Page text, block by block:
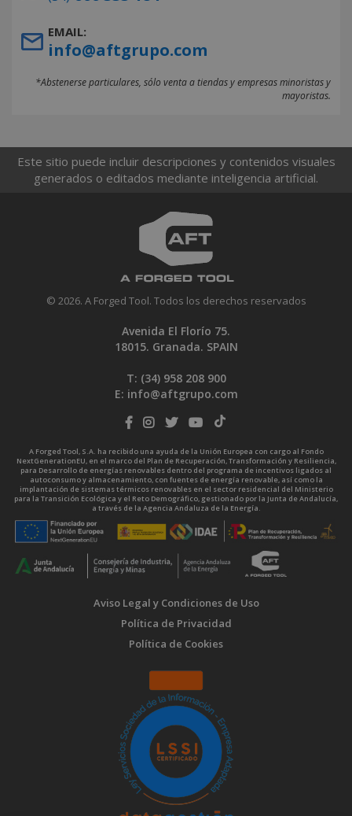
EMAIL:
info@aftgrupo.com
*Abstenerse particulares, sólo venta a tiendas y empresas minoristas y
mayoristas.
Este sitio puede incluir descripciones y contenidos visuales
generados o editados mediante inteligencia artificial.
© 2026. A Forged Tool. Todos los derechos reservados
Avenida El Florío 75.
18015. Granada. SPAIN
T: (34) 958 208 900
E: info@aftgrupo.com
A Forged Tool, S.A. ha recibido una ayuda de la Unión Europea con cargo al Fondo
NextGenerationEU, en el marco del Plan de Recuperación, Transformación y Resiliencia,
para Desarrollo de energías renovables dentro del programa de incentivos ligados al
autoconsumo y almacenamiento, con fuentes de energía renovable, así como la
implantación de sistemas térmicos renovables en el sector residencial del Ministerio
para la Transición Ecológica y el Reto Demográfico, gestionado por la Junta de Andalucía,
a través de la Agencia Andaluza de la Energía.
Aviso Legal y Condiciones de Uso
Política de Privacidad
Política de Cookies